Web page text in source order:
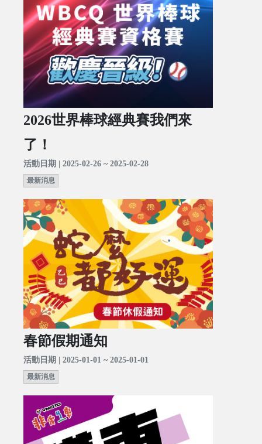
2026世界棒球經典賽我們來
了！
活動日期 | 2025-02-26 ~ 2025-02-28
最新消息
春節假期通知
活動日期 | 2025-01-01 ~ 2025-01-01
最新消息